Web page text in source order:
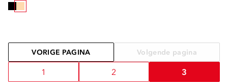
VORIGE PAGINA Volgende pagina
1 2 3